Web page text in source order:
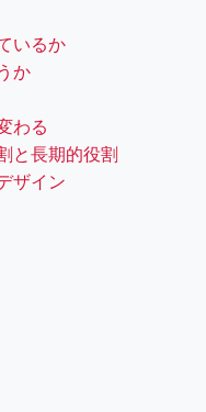
いるか
か
わる
と長期的役割
ザイン